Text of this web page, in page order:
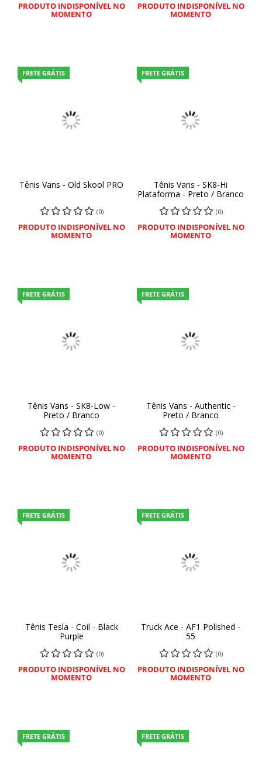
PRODUTO INDISPONÍVEL NO
MOMENTO
PRODUTO INDISPONÍVEL NO
MOMENTO
FRETE GRÁTIS
Tênis Vans - Old Skool PRO
(0)
PRODUTO INDISPONÍVEL NO
MOMENTO
FRETE GRÁTIS
Tênis Vans - SK8-Hi
Plataforma - Preto / Branco
(0)
PRODUTO INDISPONÍVEL NO
MOMENTO
FRETE GRÁTIS
Tênis Vans - SK8-Low -
Preto / Branco
(0)
PRODUTO INDISPONÍVEL NO
MOMENTO
FRETE GRÁTIS
Tênis Vans - Authentic -
Preto / Branco
(0)
PRODUTO INDISPONÍVEL NO
MOMENTO
FRETE GRÁTIS
Tênis Tesla - Coil - Black
Purple
(0)
PRODUTO INDISPONÍVEL NO
MOMENTO
FRETE GRÁTIS
Truck Ace - AF1 Polished -
55
(0)
PRODUTO INDISPONÍVEL NO
MOMENTO
FRETE GRÁTIS FRETE GRÁTIS